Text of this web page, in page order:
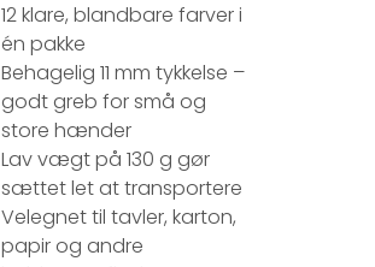
12 klare, blandbare farver i
én pakke
Behagelig 11 mm tykkelse –
godt greb for små og
store hænder
Lav vægt på 130 g gør
sættet let at transportere
Velegnet til tavler, karton,
papir og andre